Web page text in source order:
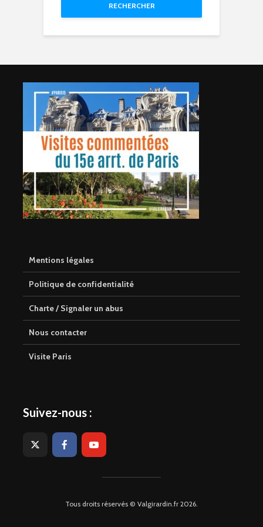
RECHERCHER
Mentions légales
Politique de confidentialité
Charte / Signaler un abus
Nous contacter
Visite Paris
Suivez-nous :
Tous droits réservés © Valgirardin.fr 2026.